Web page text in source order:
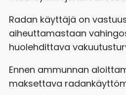
Radan käyttäjä on
aiheuttamastaan
huolehdittava
Ennen ammunnan
maksettava